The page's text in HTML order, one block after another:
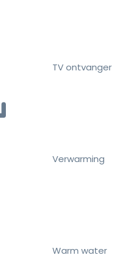
TV ontvanger
Verwarming
Warm water